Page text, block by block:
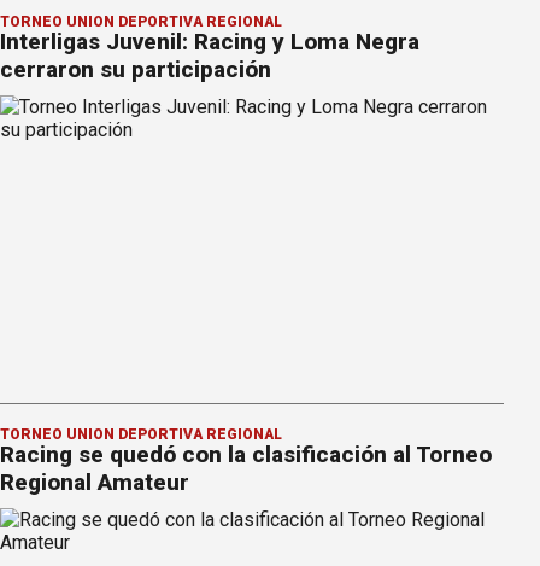
TORNEO UNIÓN DEPORTIVA REGIONAL
Interligas Juvenil: Racing y Loma Negra
cerraron su participación
TORNEO UNIÓN DEPORTIVA REGIONAL
Racing se quedó con la clasificación al Torneo
Regional Amateur